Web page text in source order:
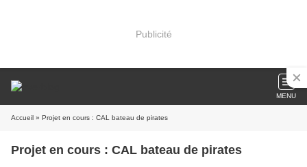
Publicité
MENU
Accueil » Projet en cours : CAL bateau de pirates
Projet en cours : CAL bateau de pirates